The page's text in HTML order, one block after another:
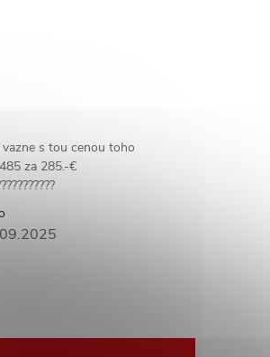
s tou cenou toho
za 285.-€